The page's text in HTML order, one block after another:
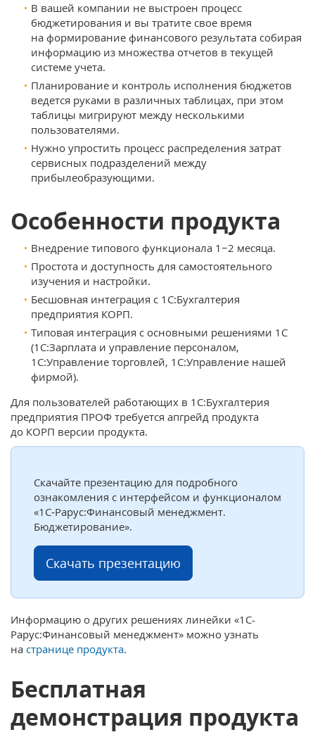
В вашей компании не выстроен процесс
бюджетирования и вы тратите свое время
на формирование финансового результата собирая
информацию из множества отчетов в текущей
системе учета.
Планирование и контроль исполнения бюджетов
ведется руками в различных таблицах, при этом
таблицы мигрируют между несколькими
пользователями.
Нужно упростить процесс распределения затрат
сервисных подразделений между
прибылеобразующими.
Особенности продукта
Внедрение типового функционала 1−2 месяца.
Простота и доступность для самостоятельного
изучения и настройки.
Бесшовная интеграция с 1С:Бухгалтерия
предприятия КОРП.
Типовая интеграция с основными решениями 1С
(1C:Зарплата и управление персоналом,
1С:Управление торговлей, 1С:Управление нашей
фирмой).
Для пользователей работающих в 1С:Бухгалтерия
предприятия ПРОФ требуется апгрейд продукта
до КОРП версии продукта.
Скачайте презентацию для подробного
ознакомления с интерфейсом и функционалом
«1С‑Рарус:Финансовый менеджмент.
Бюджетирование».
Скачать презентацию
Информацию о других решениях линейки «1С-
Рарус:Финансовый менеджмент» можно узнать
на странице продукта.
Бесплатная
демонстрация продукта